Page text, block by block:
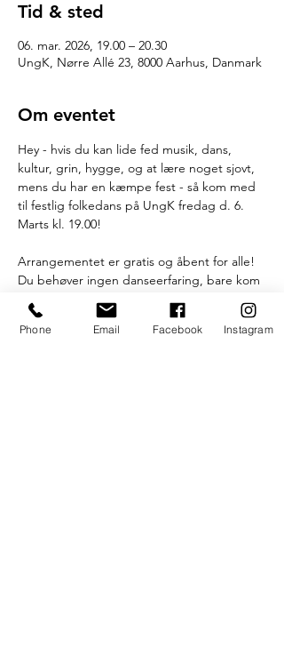
Tid & sted
06. mar. 2026, 19.00 – 20.30
UngK, Nørre Allé 23, 8000 Aarhus, Danmark
Om eventet
Hey - hvis du kan lide fed musik, dans,
kultur, grin, hygge, og at lære noget sjovt,
mens du har en kæmpe fest - så kom med
til festlig folkedans på UngK fredag d. 6.
Marts kl. 19.00!
Arrangementet er gratis og åbent for alle!
Du behøver ingen danseerfaring, bare kom
som du er!
Den garvede violinist og folkemusiker
Andreas Asmild vil guide jer igennem nogle
Phone Email Facebook Instagram